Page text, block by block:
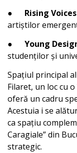
● Rising Voices
artiștilor
● Young
studenților și
Spațiul principal
Filaret, un loc cu
oferă un cadru
Acestuia i se
ca spațiu
Caragiale” din
strategic.